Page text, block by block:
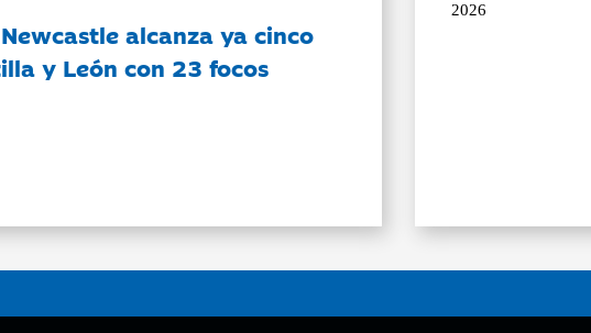
alcanza ya cinco
y León con 23 focos
2026